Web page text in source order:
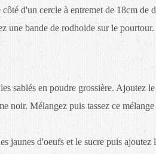
côté d'un cercle à entremet de 18cm de
une bande de rodhoide sur le pourtour.
sablés en poudre grossière. Ajoutez
noir. Mélangez puis tassez ce
jaunes d'oeufs et le sucre puis